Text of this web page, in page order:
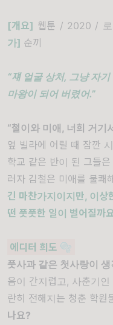
[개요] 웹툰 / 2020 /
가] 순끼
“쟤 얼굴 상처, 그냥 자
마왕이 되어 버렸어.”
“철이와 미애, 너희 거기
옆 빌라에 어릴 때 잠깐
학교 같은 반이 된 그들은
러자 김철은 미애를 불쾌
긴 마찬가지이지만, 이상
떤 풋풋한 일이 벌어질까
에디터 희도 🫧
풋사과 같은 첫사랑이
음이 간지럽고, 사춘기
란히 전해지는 청춘 학원
나요?